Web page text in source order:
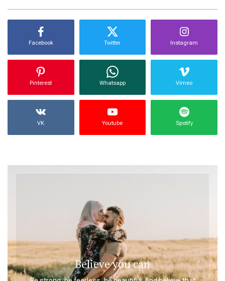
Facebook Twitter Instagram
Pinterest Whatsapp Vimeo
VK Youtube Spotify
Believe you can